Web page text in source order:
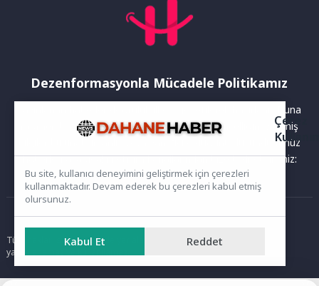
Dezenformasyonla Mücadele Politikamız
Yayınlanan haberler doğruluk ilkesi gözetilerek hazırlanır. Buna
rağmen bazı içeriklerde eksik, hatalı veya güncelliğini yitirmiş
bilgiler bulunabilir.Yanlış veya yanıltıcı olduğunu düşündüğünüz
haberleri aşağıdaki iletişim kanallarından bize bildirebilirsiniz:
Ana Sayfa
Tüm hakları saklıdır. Sitede yer alan içerikler izinsiz kopyalanamaz,
yayımlanamaz ve kullanılamaz.
Çerez
Bu site, kullanıcı deneyimini geliştirmek için çerezleri
kullanmaktadır. Devam ederek bu çerezleri kabul etmiş
olursunuz.
Kabul Et Reddet